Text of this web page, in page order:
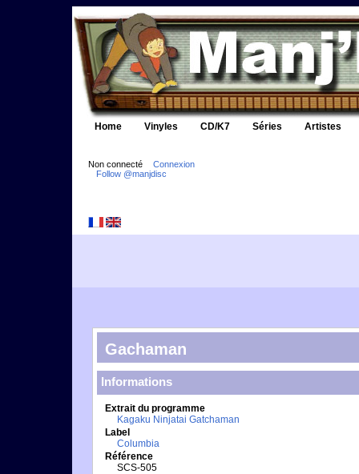
Home Vinyles CD/K7 Séries Artistes
Non connecté
Connexion
Follow @manjdisc
Gachaman
Informations
Extrait du programme
Kagaku Ninjatai Gatchaman
Label
Columbia
Référence
SCS-505